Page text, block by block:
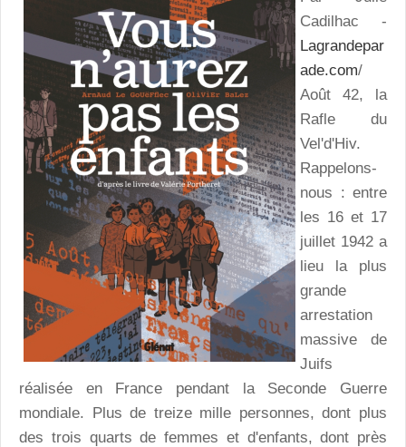
Cadilhac -
Lagrandepar
ade.com/
Août 42, la
Rafle du
Vel'd'Hiv.
Rappelons-
nous : entre
les 16 et 17
juillet 1942 a
lieu la plus
grande
arrestation
massive de
Juifs
réalisée en France pendant la Seconde Guerre
mondiale. Plus de treize mille personnes, dont plus
des trois quarts de femmes et d'enfants, dont près